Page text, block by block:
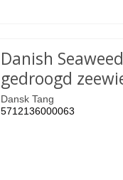
Danish
gedroogd
Dansk Tang
5712136000063